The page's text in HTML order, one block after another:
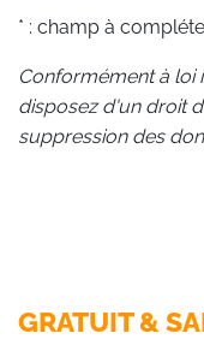
* : champ à
Conformément à loi
disposez d'un droit
suppression des
GRATUIT &